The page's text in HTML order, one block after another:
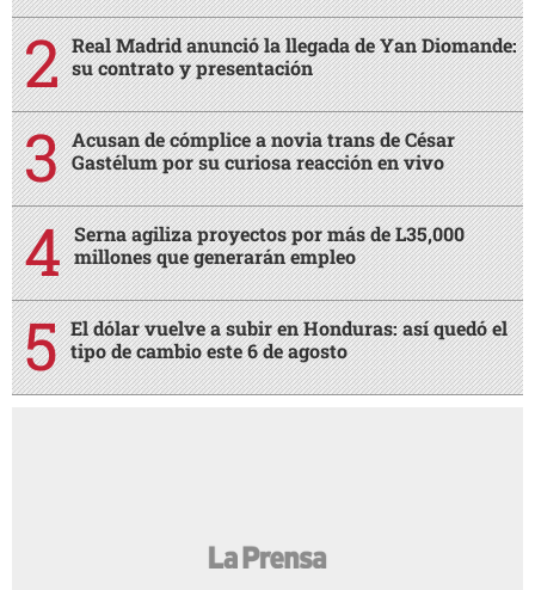
Real Madrid anunció la llegada de Yan Diomande:
su contrato y presentación
Acusan de cómplice a novia trans de César
Gastélum por su curiosa reacción en vivo
Serna agiliza proyectos por más de L35,000
millones que generarán empleo
El dólar vuelve a subir en Honduras: así quedó el
tipo de cambio este 6 de agosto